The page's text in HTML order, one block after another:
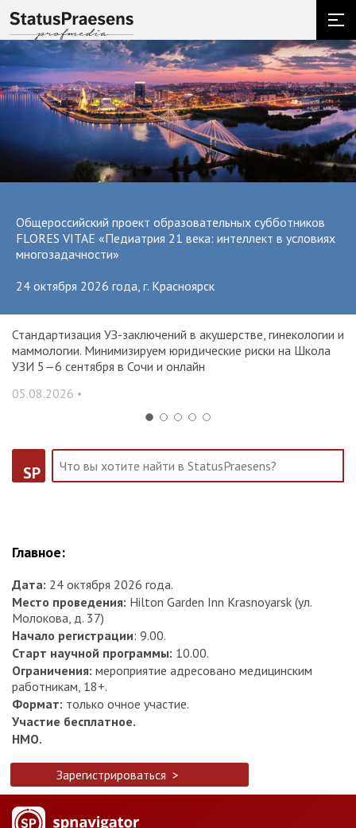
Общероссийский проект образовательных субботников
FLORES VITAE «Педиатрия 21 века: интеллект в условиях
многозадачности»
24 октября 2026 года, г. Красноярск
Стандартизация УЗ-заключений в акушерстве, гинекологии и
маммологии. Минимизируем юридические риски на Школа
УЗИ 5—6 сентября в Сочи и онлайн
05.08.2026 •
SP
Главное:
Дата: 24 октября 2026 года.
Место проведения: Hilton Garden Inn Krasnoyarsk (ул.
Молокова, д. 37)
Начало регистрации: 9.00.
Старт научной программы: 10.00.
Ограничения: мероприятие адресовано медицинским
работникам, 18+.
Формат: только очное участие.
Участие бесплатное.
НМО.
Зарегистрироваться >